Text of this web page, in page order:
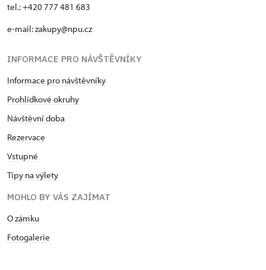
tel.: +420 777 481 683
e-mail: zakupy@npu.cz
INFORMACE PRO NÁVŠTĚVNÍKY
Informace pro návštěvníky
Prohlídkové okruhy
Návštěvní doba
Rezervace
Vstupné
Tipy na výlety
MOHLO BY VÁS ZAJÍMAT
O zámku
Fotogalerie